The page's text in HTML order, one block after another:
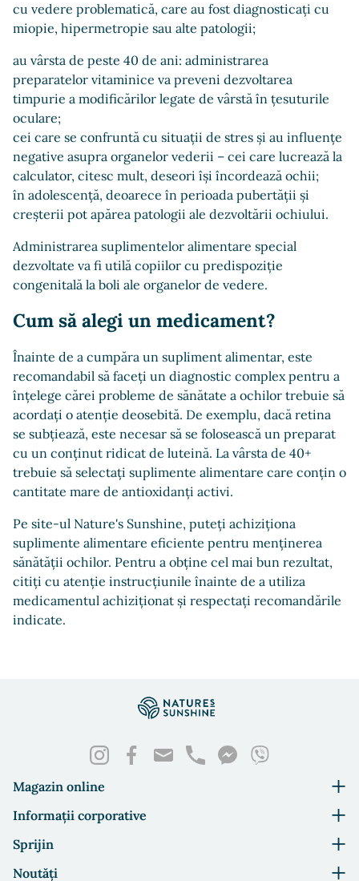
cu vedere problematică, care au fost diagnosticați cu
miopie, hipermetropie sau alte patologii;
au vârsta de peste 40 de ani: administrarea
preparatelor vitaminice va preveni dezvoltarea
timpurie a modificărilor legate de vârstă în țesuturile
oculare;
cei care se confruntă cu situații de stres și au influențe
negative asupra organelor vederii – cei care lucrează la
calculator, citesc mult, deseori își încordează ochii;
în adolescență, deoarece în perioada pubertății și
creșterii pot apărea patologii ale dezvoltării ochiului.
Administrarea suplimentelor alimentare special
dezvoltate va fi utilă copiilor cu predispoziție
congenitală la boli ale organelor de vedere.
Cum să alegi un medicament?
Înainte de a cumpăra un supliment alimentar, este
recomandabil să faceți un diagnostic complex pentru a
înțelege cărei probleme de sănătate a ochilor trebuie să
acordați o atenție deosebită. De exemplu, dacă retina
se subțiează, este necesar să se folosească un preparat
cu un conținut ridicat de luteină. La vârsta de 40+
trebuie să selectați suplimente alimentare care conțin o
cantitate mare de antioxidanți activi.
Pe site-ul Nature's Sunshine, puteți achiziționa
suplimente alimentare eficiente pentru menținerea
sănătății ochilor. Pentru a obține cel mai bun rezultat,
citiți cu atenție instrucțiunile înainte de a utiliza
medicamentul achiziționat și respectați recomandările
indicate.
Magazin online
Informații corporative
Sprijin
Noutăți